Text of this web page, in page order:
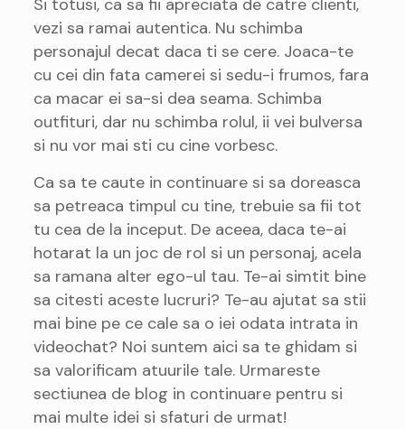
vezi sa ramai autentica. Nu schimba
personajul decat daca ti se cere. Joaca-te
cu cei din fata camerei si sedu-i frumos, fara
ca macar ei sa-si dea seama. Schimba
outfituri, dar nu schimba rolul, ii vei bulversa
si nu vor mai sti cu cine vorbesc.
Ca sa te caute in continuare si sa doreasca
sa petreaca timpul cu tine, trebuie sa fii tot
tu cea de la inceput. De aceea, daca te-ai
hotarat la un joc de rol si un personaj, acela
sa ramana alter ego-ul tau. Te-ai simtit bine
sa citesti aceste lucruri? Te-au ajutat sa stii
mai bine pe ce cale sa o iei odata intrata in
videochat? Noi suntem aici sa te ghidam si
sa valorificam atuurile tale. Urmareste
sectiunea de blog in continuare pentru si
mai multe idei si sfaturi de urmat!